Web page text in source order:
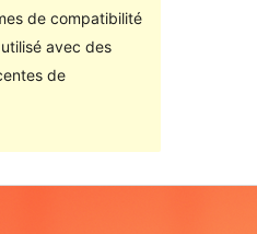
de compatibilité
utilisé avec des
de